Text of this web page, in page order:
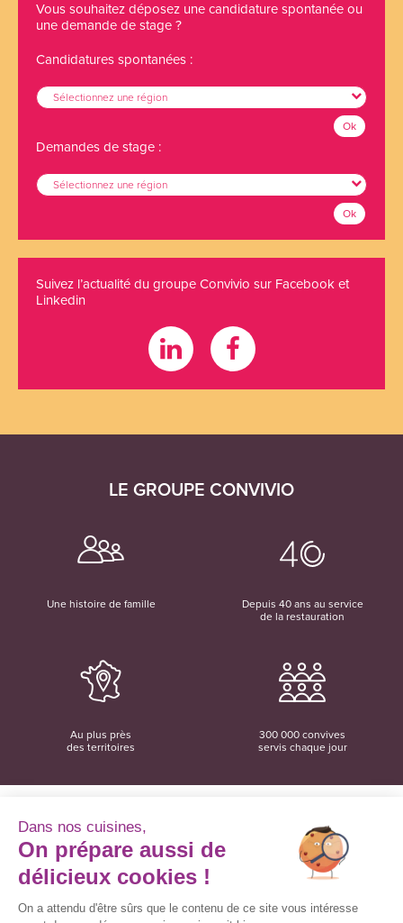
Vous souhaitez déposez une candidature spontanée ou
une demande de stage ?
Candidatures spontanées :
Sélectionnez une région
Ok
Demandes de stage :
Sélectionnez une région
Ok
Suivez l’actualité du groupe Convivio sur Facebook et
Linkedin
LE GROUPE CONVIVIO
Une histoire de famille
Depuis 40 ans au service
de la restauration
Au plus près
des territoires
300 000 convives
servis chaque jour
Convivio
12 rue du Domaine
Dans nos cuisines,
On prépare aussi de
délicieux cookies !
On a attendu d'être sûrs que le contenu de ce site vous intéresse